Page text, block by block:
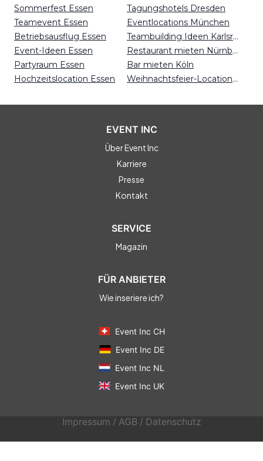
Sommerfest Essen
Teamevent Essen
Betriebsausflug Essen
Event-Ideen Essen
Partyraum Essen
Hochzeitslocation Essen
Tagungshotels Dresden
Eventlocations München
Teambuilding Ideen Karlsruhe
Restaurant mieten Nürnberg
Bar mieten Köln
Weihnachtsfeier-Locations Kiel
EVENT INC
Über Event Inc
Karriere
Presse
Kontakt
SERVICE
Magazin
FÜR ANBIETER
Wie inseriere ich?
Event Inc CH
Event Inc DE
Event Inc NL
Event Inc UK
Impressum / AGB / Datenschutz